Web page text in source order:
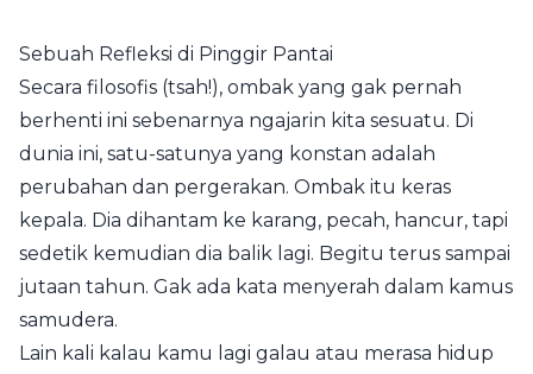
Sebuah Refleksi di Pinggir Pantai
Secara filosofis (tsah!), ombak yang gak pernah
berhenti ini sebenarnya ngajarin kita sesuatu. Di
dunia ini, satu-satunya yang konstan adalah
perubahan dan pergerakan. Ombak itu keras
kepala. Dia dihantam ke karang, pecah, hancur, tapi
sedetik kemudian dia balik lagi. Begitu terus sampai
jutaan tahun. Gak ada kata menyerah dalam kamus
samudera.
Lain kali kalau kamu lagi galau atau merasa hidup